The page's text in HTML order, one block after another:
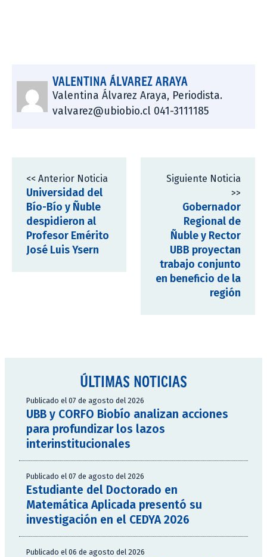
VALENTINA ÁLVAREZ ARAYA
Valentina Álvarez Araya, Periodista.
valvarez@ubiobio.cl 041-3111185
<< Anterior Noticia
Universidad del
Bío-Bío y Ñuble
despidieron al
Profesor Emérito
José Luis Ysern
Siguiente Noticia
>>
Gobernador
Regional de
Ñuble y Rector
UBB proyectan
trabajo conjunto
en beneficio de la
región
ÚLTIMAS NOTICIAS
Publicado el 07 de agosto del 2026
UBB y CORFO Biobío analizan acciones
para profundizar los lazos
interinstitucionales
Publicado el 07 de agosto del 2026
Estudiante del Doctorado en
Matemática Aplicada presentó su
investigación en el CEDYA 2026
Publicado el 06 de agosto del 2026